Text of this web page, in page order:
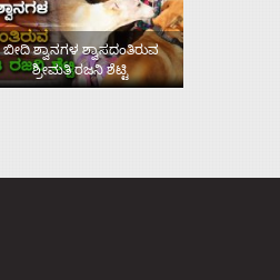
ಬೀದಿ ಶ್ವಾನಗಳ ಶ್ವಾಸದಂತಿರುವ
ಶ್ರೀಮತಿ ರಜನಿ ಶೆಟ್ಟಿ